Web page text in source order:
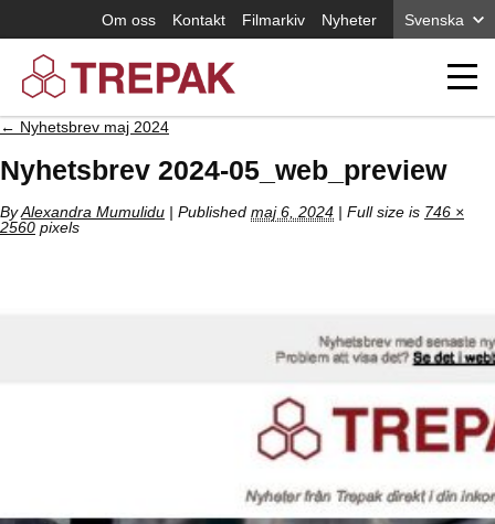
Om oss Kontakt Filmarkiv Nyheter Svenska
← Nyhetsbrev maj 2024
Nyhetsbrev 2024-05_web_preview
ByAlexandra Mumulidu | Published maj 6, 2024 | Full size is 746 ×
2560 pixels